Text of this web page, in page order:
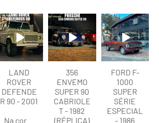
lart.br
Ago 8
LAND
ROVER
DEFENDE
R 90 - 2001
Na cor
lart.br
Ago 8
356
ENVEMO
SUPER 90
CABRIOLE
T - 1982
(RÉPLICA)
lart.br
Ago 7
FORD F-
1000
SUPER
SÉRIE
ESPECIAL
- 1986